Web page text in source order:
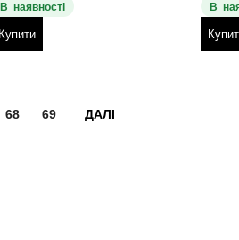
В наявності
Купити
В
68 69 ДАЛІ